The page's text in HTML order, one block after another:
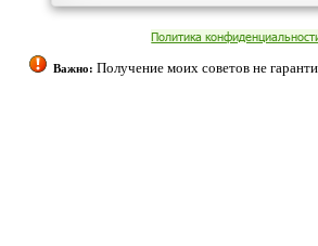
cookies. Оставаясь с нами, вы
Согласен